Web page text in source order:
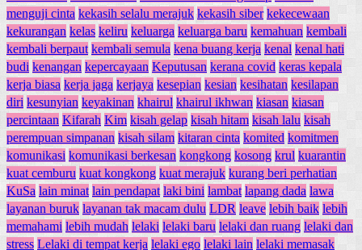
menguji cinta kekasih selalu merajuk kekasih siber kekecewaan
kekurangan kelas keliru keluarga keluarga baru kemahuan kembali
kembali berpaut kembali semula kena buang kerja kenal kenal hati
budi kenangan kepercayaan Keputusan kerana covid keras kepala
kerja biasa kerja jaga kerjaya kesepian kesian kesihatan kesilapan
diri kesunyian keyakinan khairul khairul ikhwan kiasan kiasan
percintaan Kifarah Kim kisah gelap kisah hitam kisah lalu kisah
perempuan simpanan kisah silam kitaran cinta komited komitmen
komunikasi komunikasi berkesan kongkong kosong krul kuarantin
kuat cemburu kuat kongkong kuat merajuk kurang beri perhatian
KuSa lain minat lain pendapat laki bini lambat lapang dada lawa
layanan buruk layanan tak macam dulu LDR leave lebih baik lebih
memahami lebih mudah lelaki lelaki baru lelaki dan ruang lelaki dan
stress Lelaki di tempat kerja lelaki ego lelaki lain lelaki memasak